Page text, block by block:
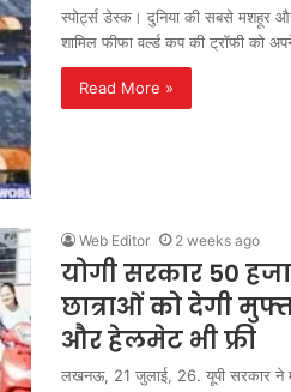
स्पोर्ट्स डेस्क। दुनिया की सबसे मशहूर और
शामिल फीफा वर्ल्ड कप की ट्रॉफी को
Read More »
Web Editor 2 weeks ago
योगी सरकार 50
छात्राओं को देगी
और हेलमेट भी फ्री
लखनऊ, 21 जुलाई, 26. यूपी सरकार ने